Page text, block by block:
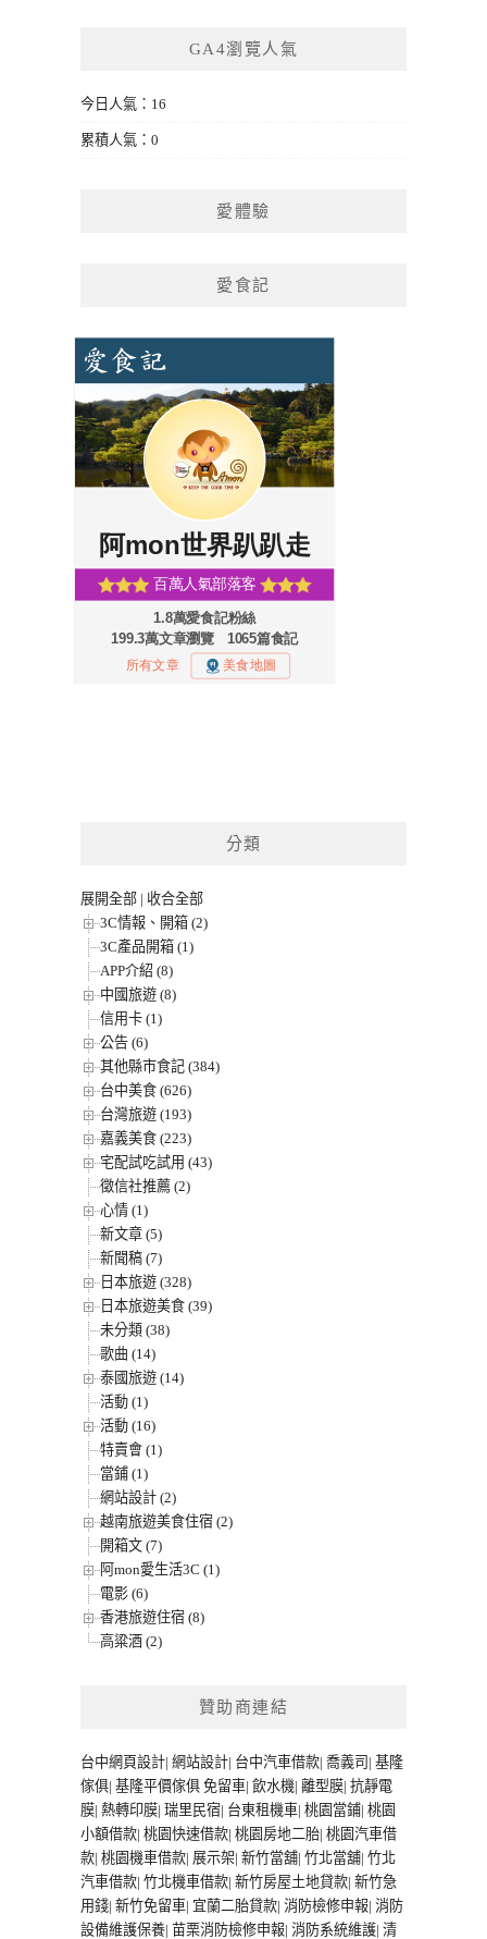
GA4瀏覽人氣
今日人氣：16
累積人氣：0
愛體驗
愛食記
分類
展開全部 | 收合全部
3C情報、開箱 (2)
3C產品開箱 (1)
APP介紹 (8)
中國旅遊 (8)
信用卡 (1)
公告 (6)
其他縣市食記 (384)
台中美食 (626)
台灣旅遊 (193)
嘉義美食 (223)
宅配試吃試用 (43)
徵信社推薦 (2)
心情 (1)
新文章 (5)
新聞稿 (7)
日本旅遊 (328)
日本旅遊美食 (39)
未分類 (38)
歌曲 (14)
泰國旅遊 (14)
活動 (1)
活動 (16)
特賣會 (1)
當鋪 (1)
網站設計 (2)
越南旅遊美食住宿 (2)
開箱文 (7)
阿mon愛生活3C (1)
電影 (6)
香港旅遊住宿 (8)
高粱酒 (2)
贊助商連結
台中網頁設計| 網站設計| 台中汽車借款| 喬義司 | 基隆
傢俱| 基隆平價傢俱 免留車| 飲水機| 離型膜| 抗靜電
膜| 熱轉印膜| 瑞里民宿| 台東租機車| 桃園當鋪| 桃園
小額借款| 桃園快速借款| 桃園房地二胎| 桃園汽車借
款| 桃園機車借款| 展示架| 新竹當舖| 竹北當舖| 竹北
汽車借款| 竹北機車借款| 新竹房屋土地貸款| 新竹急
用錢| 新竹免留車| 宜蘭二胎貸款| 消防檢修申報| 消防
設備維護保養| 苗栗消防檢修申報| 消防系統維護| 清